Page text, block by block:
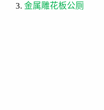
金属雕花板公厕